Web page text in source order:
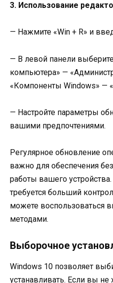
3. Использование
— Нажмите «Win + R» и
— В левой панели
компьютера» —
«Компоненты Windows» —
— Настройте параметры
вашими предпочтениями.
Регулярное обновление
важно для обеспечения
работы вашего
требуется больший
можете воспользоваться
методами.
Выборочное
Windows 10 позволяет
устанавливать. Если вы не